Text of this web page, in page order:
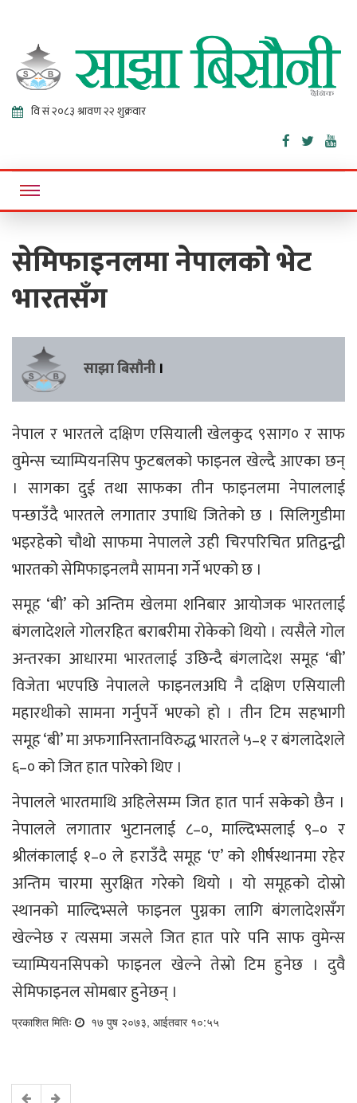
Sajha
Bisaunee
Online News Portal
सेमिफाइनलमा नेपालको भेट
भारतसँग
साझा बिसौनी ।
नेपाल र भारतले दक्षिण एसियाली खेलकुद ९साग० र साफ
वुमेन्स च्याम्पियनसिप फुटबलको फाइनल खेल्दै आएका छन्
। सागका दुई तथा साफका तीन फाइनलमा नेपाललाई
पन्छाउँदै भारतले लगातार उपाधि जितेको छ । सिलिगुडीमा
भइरहेको चौथो साफमा नेपालले उही चिरपरिचित प्रतिद्वन्द्वी
भारतको सेमिफाइनलमै सामना गर्ने भएको छ ।
समूह ‘बी’ को अन्तिम खेलमा शनिबार आयोजक भारतलाई
बंगलादेशले गोलरहित बराबरीमा रोकेको थियो । त्यसैले गोल
अन्तरका आधारमा भारतलाई उछिन्दै बंगलादेश समूह ‘बी’
विजेता भएपछि नेपालले फाइनलअघि नै दक्षिण एसियाली
महारथीको सामना गर्नुपर्ने भएको हो । तीन टिम सहभागी
समूह ‘बी’ मा अफगानिस्तानविरुद्ध भारतले ५–१ र बंगलादेशले
६–० को जित हात पारेको थिए ।
नेपालले भारतमाथि अहिलेसम्म जित हात पार्न सकेको छैन ।
नेपालले लगातार भुटानलाई ८–०, माल्दिभ्सलाई ९–० र
श्रीलंकालाई १–० ले हराउँदै समूह ‘ए’ को शीर्षस्थानमा रहेर
अन्तिम चारमा सुरक्षित गरेको थियो । यो समूहको दोस्रो
स्थानको माल्दिभ्सले फाइनल पुग्नका लागि बंगलादेशसँग
खेल्नेछ र त्यसमा जसले जित हात पारे पनि साफ वुमेन्स
च्याम्पियनसिपको फाइनल खेल्ने तेस्रो टिम हुनेछ । दुवै
सेमिफाइनल सोमबार हुनेछन् ।
प्रकाशित मितिः १७ पुष २०७३, आईतवार १०:५५